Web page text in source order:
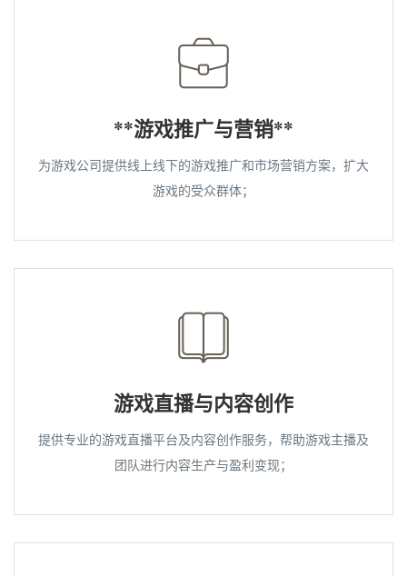
**游戏推广与营销**
为游戏公司提供线上线下的游戏推广和市场营销方案，扩大
游戏的受众群体；
游戏直播与内容创作
提供专业的游戏直播平台及内容创作服务，帮助游戏主播及
团队进行内容生产与盈利变现；